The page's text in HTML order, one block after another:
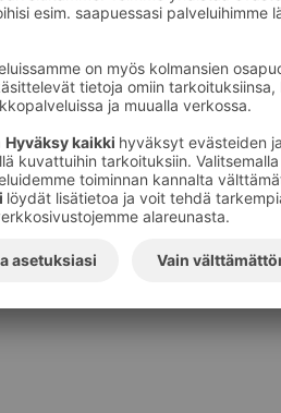
Tilaa S-ryhmän tiedotteet